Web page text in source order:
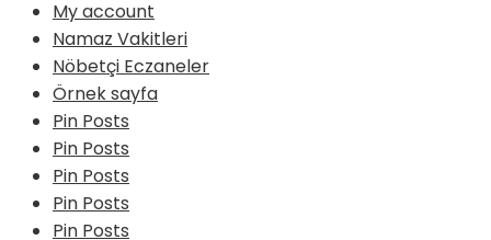
My account
Namaz Vakitleri
Nöbetçi Eczaneler
Örnek sayfa
Pin Posts
Pin Posts
Pin Posts
Pin Posts
Pin Posts